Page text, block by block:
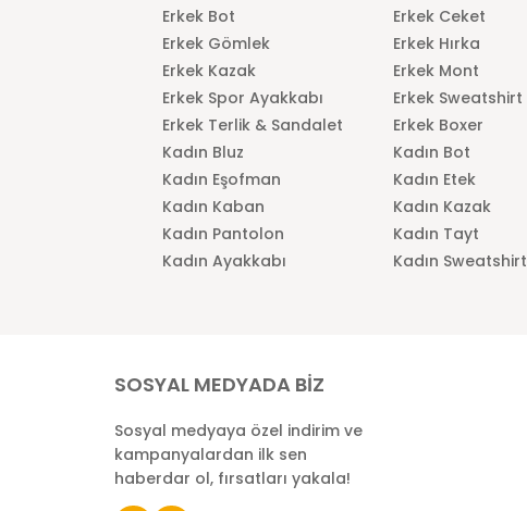
Erkek Bot Erkek Ceket
Erkek Gömlek
Erkek Hırka
Erkek Kazak
Erkek Mont
Erkek Spor Ayakkabı
Erkek Sweatshirt
Erkek Terlik & Sandalet
Erkek Boxer
Kadın Bluz
Kadın Bot
Kadın Eşofman
Kadın Etek
Kadın Kaban
Kadın Kazak
Kadın Pantolon
Kadın Tayt
Kadın Ayakkabı
Kadın Sweatshirt
SOSYAL MEDYADA BİZ
Sosyal medyaya özel indirim ve
kampanyalardan ilk sen
haberdar ol, fırsatları yakala!